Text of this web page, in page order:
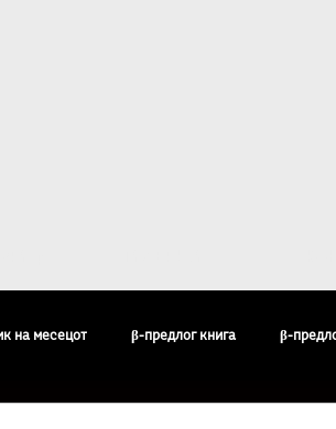
на месецот β-предлог книга β-